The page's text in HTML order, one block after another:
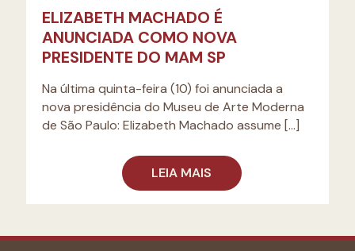
ELIZABETH MACHADO É
ANUNCIADA COMO NOVA
PRESIDENTE DO MAM SP
Na última quinta-feira (10) foi anunciada a
nova presidência do Museu de Arte Moderna
de São Paulo: Elizabeth Machado assume […]
LEIA MAIS